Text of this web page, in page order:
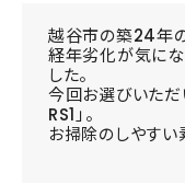
越谷市の築24年
経年劣化が気にな
した。
今回お選びいただ
RS1」。
お掃除のしやすい